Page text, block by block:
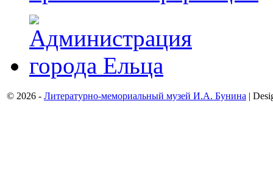
© 2026 - Литературно-мемориальный музей И.А. Бунина |